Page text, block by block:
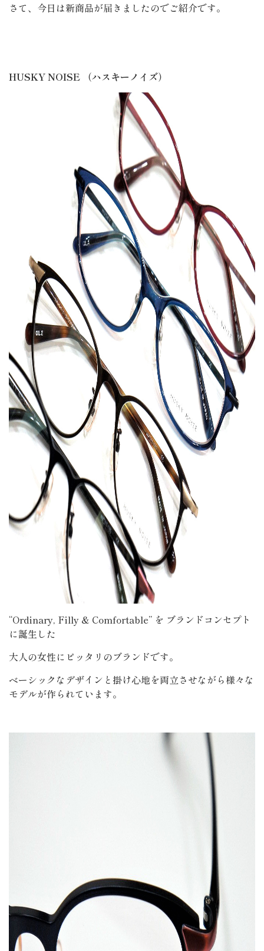
さて、今日は新商品が届きましたのでご紹介です。
HUSKY NOISE （ハスキーノイズ）
“Ordinary, Filly & Comfortable” を ブランドコンセプト
に誕生した
大人の女性にピッタリのブランドです。
ベーシックなデザインと掛け心地を両立させながら様々な
モデルが作られています。